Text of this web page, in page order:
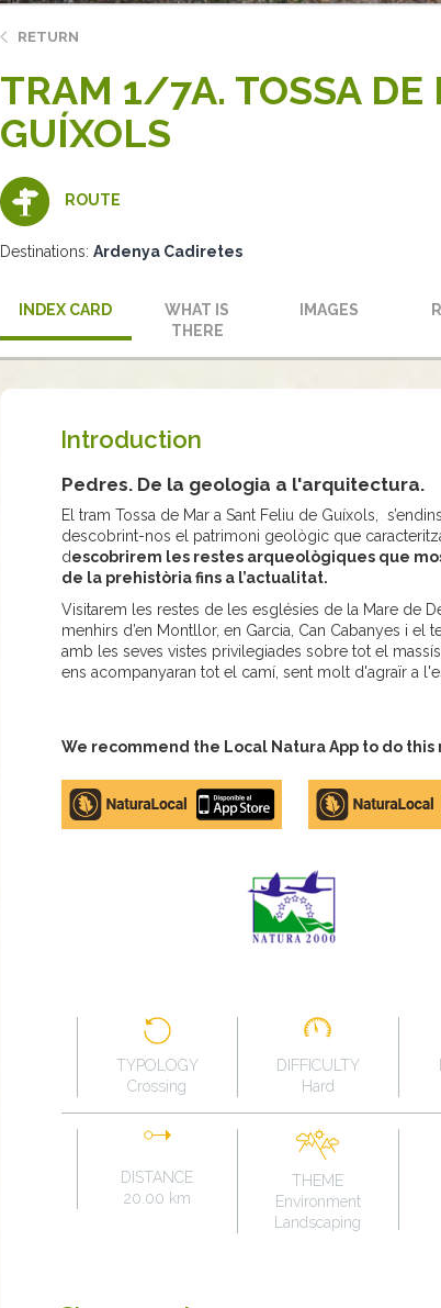
RETURN
TRAM 1/7A. TOSSA DE
GUÍXOLS
ROUTE
Destinations: Ardenya Cadiretes
INDEX CARD
WHAT IS
THERE
IMAGES
Introduction
Pedres. De la geologia a l'arquitectura.
El tram Tossa de Mar a Sant Feliu de Guíxols,
descobrint-nos el patrimoni geològic que
descobrirem les restes arqueològiques que
de la prehistòria fins a l’actualitat.
Visitarem les restes de les esglésies de la Mare de
menhirs d’en Montllor, en Garcia, Can Cabanyes i
amb les seves vistes privilegiades sobre tot el
ens acompanyaran tot el camí, sent molt d'agraïr a
We recommend the Local Natura App to do
Apple
store
Google
Play
TYPOLOGY
Crossing
DIFFICULTY
Hard
DISTANCE
20.00 km
THEME
Environment
Landscaping